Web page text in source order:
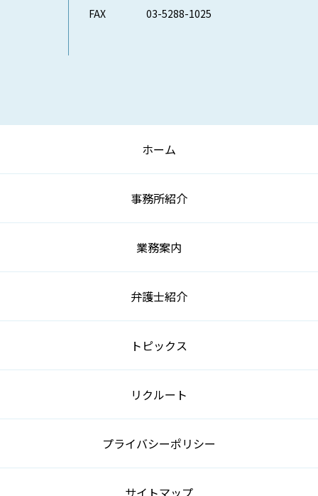
FAX
03-5288-1025
ホーム
事務所紹介
業務案内
弁護士紹介
トピックス
リクルート
プライバシーポリシー
サイトマップ